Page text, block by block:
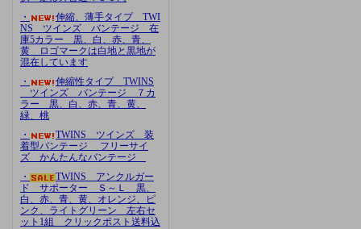
・
伸縮、薄手タイプ TWI
NS ツインズ バンテージ 在
庫5カラー 黒、白、赤、青、
黄 ロゴマークは白地と黒地が
混在しています
・
伸縮性タイプ TWINS
ツインズ バンテージ ７カ
ラー 黒、白、赤、青、黄、
緑、桃
・
TWINS ツインズ 装
着型バンテージ フリーサイ
ズ かんたんなバンテージ
・
TWINS アンクルガー
ド サポーター Ｓ～Ｌ 黒、
白、赤、青、黄、オレンジ、ピ
ンク、ライトグリーン 左右セ
ット1組 クリックポスト送料込